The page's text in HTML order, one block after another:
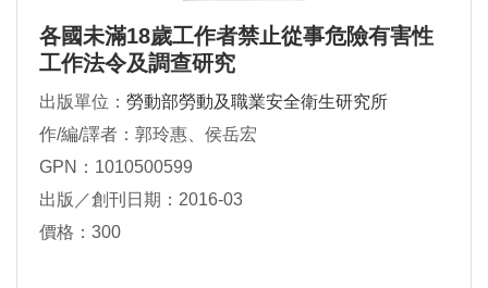
各國未滿18歲工作者禁止從事危險有害性
工作法令及調查研究
出版單位： 勞動部勞動及職業安全衛生研究所
作/編/譯者：郭玲惠、侯岳宏
GPN：1010500599
出版／創刊日期：2016-03
價格：300